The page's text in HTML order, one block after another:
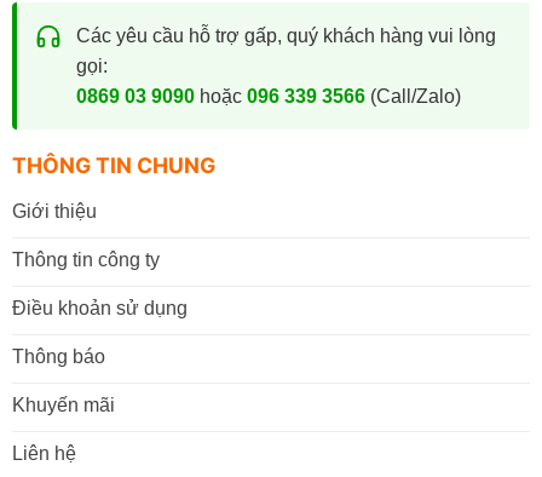
Các yêu cầu hỗ trợ gấp, quý khách hàng vui lòng
gọi:
0869 03 9090hoặc 096 339 3566(Call/Zalo)
THÔNG TIN CHUNG
Giới thiệu
Thông tin công ty
Điều khoản sử dụng
Thông báo
Khuyến mãi
Liên hệ